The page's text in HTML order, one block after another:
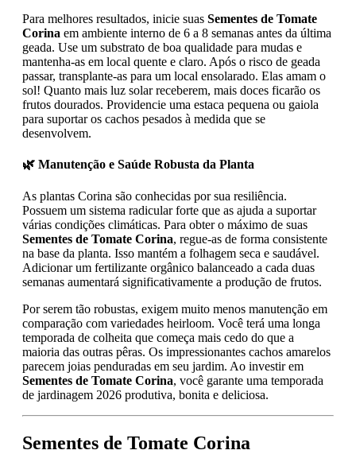
Para melhores resultados, inicie suas Sementes de Tomate
Corina em ambiente interno de 6 a 8 semanas antes da última
geada. Use um substrato de boa qualidade para mudas e
mantenha-as em local quente e claro. Após o risco de geada
passar, transplante-as para um local ensolarado. Elas amam o
sol! Quanto mais luz solar receberem, mais doces ficarão os
frutos dourados. Providencie uma estaca pequena ou gaiola
para suportar os cachos pesados à medida que se
desenvolvem.
🌿 Manutenção e Saúde Robusta da Planta
As plantas Corina são conhecidas por sua resiliência.
Possuem um sistema radicular forte que as ajuda a suportar
várias condições climáticas. Para obter o máximo de suas
Sementes de Tomate Corina, regue-as de forma consistente
na base da planta. Isso mantém a folhagem seca e saudável.
Adicionar um fertilizante orgânico balanceado a cada duas
semanas aumentará significativamente a produção de frutos.
Por serem tão robustas, exigem muito menos manutenção em
comparação com variedades heirloom. Você terá uma longa
temporada de colheita que começa mais cedo do que a
maioria das outras pêras. Os impressionantes cachos amarelos
parecem joias penduradas em seu jardim. Ao investir em
Sementes de Tomate Corina, você garante uma temporada
de jardinagem 2026 produtiva, bonita e deliciosa.
Sementes de Tomate Corina